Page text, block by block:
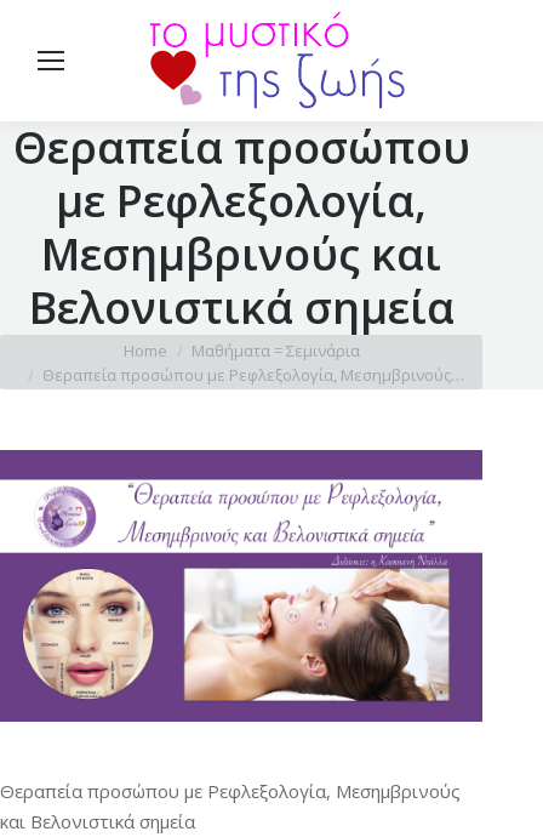
Θεραπεία προσώπου
με Ρεφλεξολογία,
Μεσημβρινούς και
Βελονιστικά σημεία
Home
Μαθήματα = Σεμινάρια
Θεραπεία προσώπου με Ρεφλεξολογία, Μεσημβρινούς…
Θεραπεία προσώπου με Ρεφλεξολογία, Μεσημβρινούς
και Βελονιστικά σημεία